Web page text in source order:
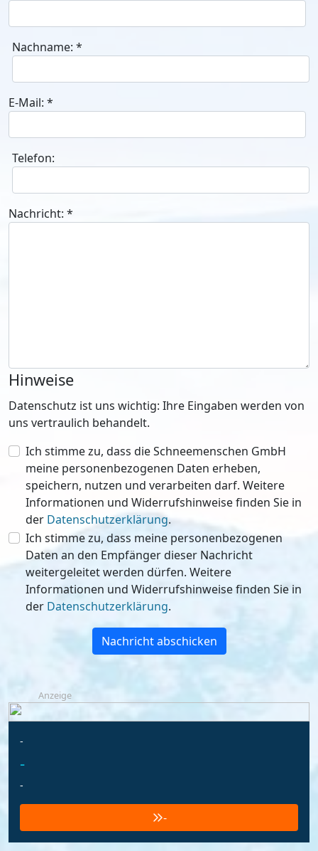
Nachname: *
E-Mail: *
Telefon:
Nachricht: *
Hinweise
Datenschutz ist uns wichtig: Ihre Eingaben werden von
uns vertraulich behandelt.
Ich stimme zu, dass die Schneemenschen GmbH
meine personenbezogenen Daten erheben,
speichern, nutzen und verarbeiten darf. Weitere
Informationen und Widerrufshinweise finden Sie in
der Datenschutzerklärung.
Ich stimme zu, dass meine personenbezogenen
Daten an den Empfänger dieser Nachricht
weitergeleitet werden dürfen. Weitere
Informationen und Widerrufshinweise finden Sie in
der Datenschutzerklärung.
Nachricht abschicken
Anzeige
-
-
-
-